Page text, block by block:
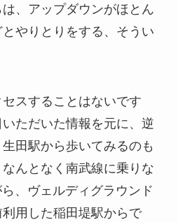
、アップダウンがほとん
やりとりをする、そうい
スすることはないです
ただいた情報を元に、逆
田駅から歩いてみるのも
んとなく南武線に乗りな
、ヴェルディグラウンド
用した稲田堤駅からで